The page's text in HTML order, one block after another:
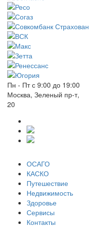
Пн - Пт с 9:00 до 19:00
Москва, Зеленый пр-т,
20
ОСАГО
КАСКО
Путешествие
Недвижимость
Здоровье
Сервисы
Контакты